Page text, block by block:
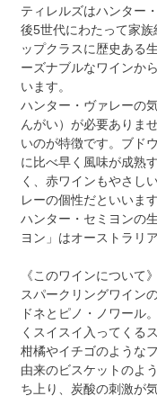
ティレルズはハンター
後5世代にわたって家
ップクラスに歴史ある
ーズナブルなワインか
います。
ハンター・ヴァレーの
んがい）が必要ありま
いのが特徴です。ブド
に比べ早く風味が成熟
く、赤ワインもやさし
レーの個性だといいます
ハンター・セミヨンの
ヨン」はオーストラリ
《このワインについて》
スパークリングワイン
ドネとピノ・ノワール
くスイスイ入ってくる
柑橘やイチゴのような
由来のビスケットのよ
ち上り、炭酸の刺激が